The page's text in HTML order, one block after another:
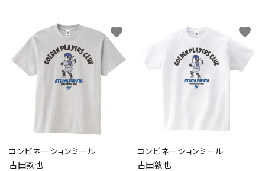
コンビネーションミール
古田敦也
favorite
コンビネーションミール
古田敦也
favorite